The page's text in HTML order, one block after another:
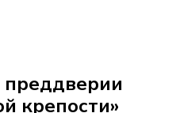
крепости»